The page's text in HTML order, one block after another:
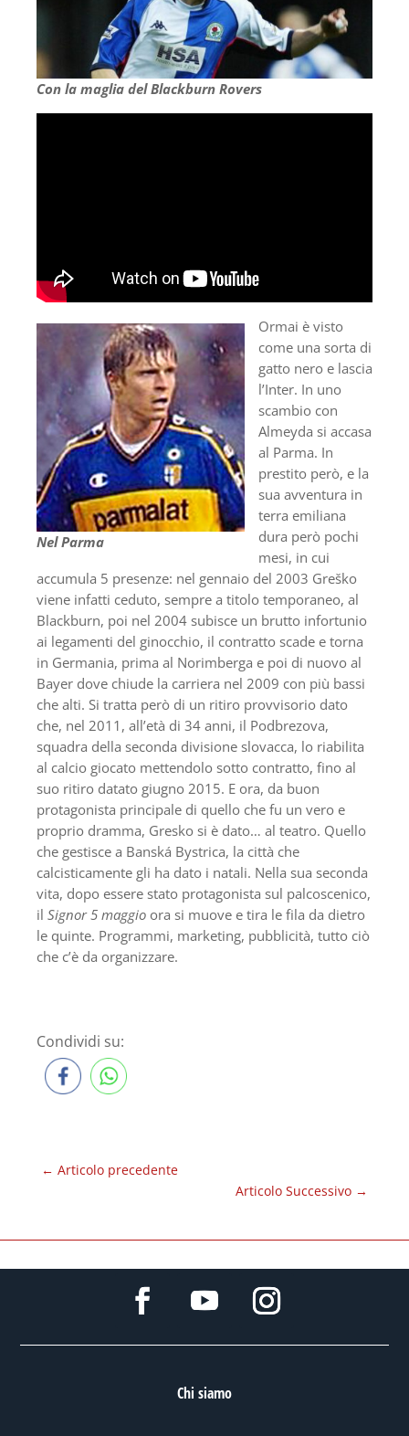
Con la maglia del Blackburn Rovers
Nel Parma
Ormai è visto
come una sorta di
gatto nero e lascia
l’Inter. In uno
scambio con
Almeyda si accasa
al Parma. In
prestito però, e la
sua avventura in
terra emiliana
dura però pochi
mesi, in cui
accumula 5 presenze: nel gennaio del 2003 Greško
viene infatti ceduto, sempre a titolo temporaneo, al
Blackburn, poi nel 2004 subisce un brutto infortunio
ai legamenti del ginocchio, il contratto scade e torna
in Germania, prima al Norimberga e poi di nuovo al
Bayer dove chiude la carriera nel 2009 con più bassi
che alti. Si tratta però di un ritiro provvisorio dato
che, nel 2011, all’età di 34 anni, il Podbrezova,
squadra della seconda divisione slovacca, lo riabilita
al calcio giocato mettendolo sotto contratto, fino al
suo ritiro datato giugno 2015. E ora, da buon
protagonista principale di quello che fu un vero e
proprio dramma, Gresko si è dato… al teatro. Quello
che gestisce a Banská Bystrica, la città che
calcisticamente gli ha dato i natali. Nella sua seconda
vita, dopo essere stato protagonista sul palcoscenico,
il Signor 5 maggio ora si muove e tira le fila da dietro
le quinte. Programmi, marketing, pubblicità, tutto ciò
che c’è da organizzare.
Condividi su:
← Articolo precedente
Articolo Successivo →
Chi siamo